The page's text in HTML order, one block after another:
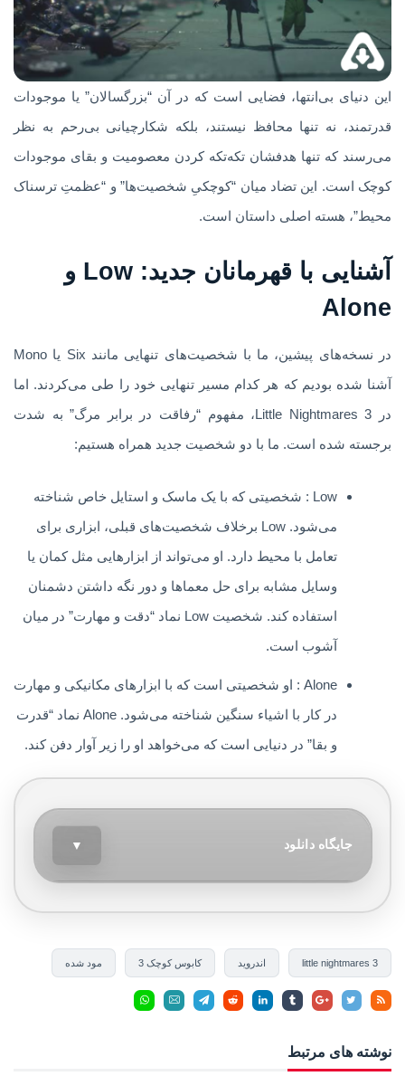
این دنیای بی‌انتها، فضایی است که در آن “بزرگسالان” یا موجودات
قدرتمند، نه تنها محافظ نیستند، بلکه شکارچیانی بی‌رحم به نظر
می‌رسند که تنها هدفشان تکه‌تکه کردن معصومیت و بقای موجودات
کوچک است. این تضاد میان “کوچکیِ شخصیت‌ها” و “عظمتِ ترسناک
محیط”، هسته اصلی داستان است.
آشنایی با قهرمانان جدید: Low و
Alone
در نسخه‌های پیشین، ما با شخصیت‌های تنهایی مانند Six یا Mono
آشنا شده بودیم که هر کدام مسیر تنهایی خود را طی می‌کردند. اما
در Little Nightmares 3، مفهوم “رفاقت در برابر مرگ” به شدت
برجسته شده است. ما با دو شخصیت جدید همراه هستیم:
Low : شخصیتی که با یک ماسک و استایل خاص شناخته
می‌شود. Low برخلاف شخصیت‌های قبلی، ابزاری برای
تعامل با محیط دارد. او می‌تواند از ابزارهایی مثل کمان یا
وسایل مشابه برای حل معماها و دور نگه داشتن دشمنان
استفاده کند. شخصیت Low نماد “دقت و مهارت” در میان
آشوب است.
Alone : او شخصیتی است که با ابزارهای مکانیکی و مهارت
در کار با اشیاء سنگین شناخته می‌شود. Alone نماد “قدرت
و بقا” در دنیایی است که می‌خواهد او را زیر آوار دفن کند.
جایگاه دانلود ▼
little nightmares 3 اندروید کابوس کوچک 3 مود شده
نوشته های مرتبط